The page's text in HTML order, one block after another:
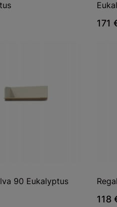
171
90 Eukalyptus
118